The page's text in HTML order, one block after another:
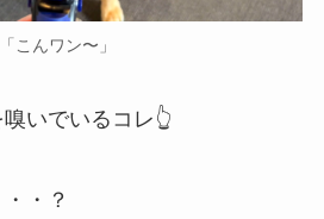
「こんワン〜」
いでいるコレ👆
・？